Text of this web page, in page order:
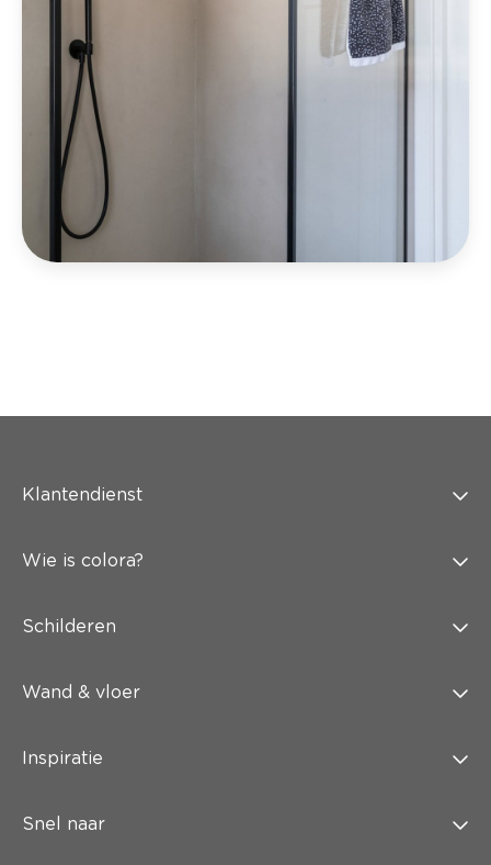
Klantendienst
Wie is colora?
Schilderen
Wand & vloer
Inspiratie
Snel naar